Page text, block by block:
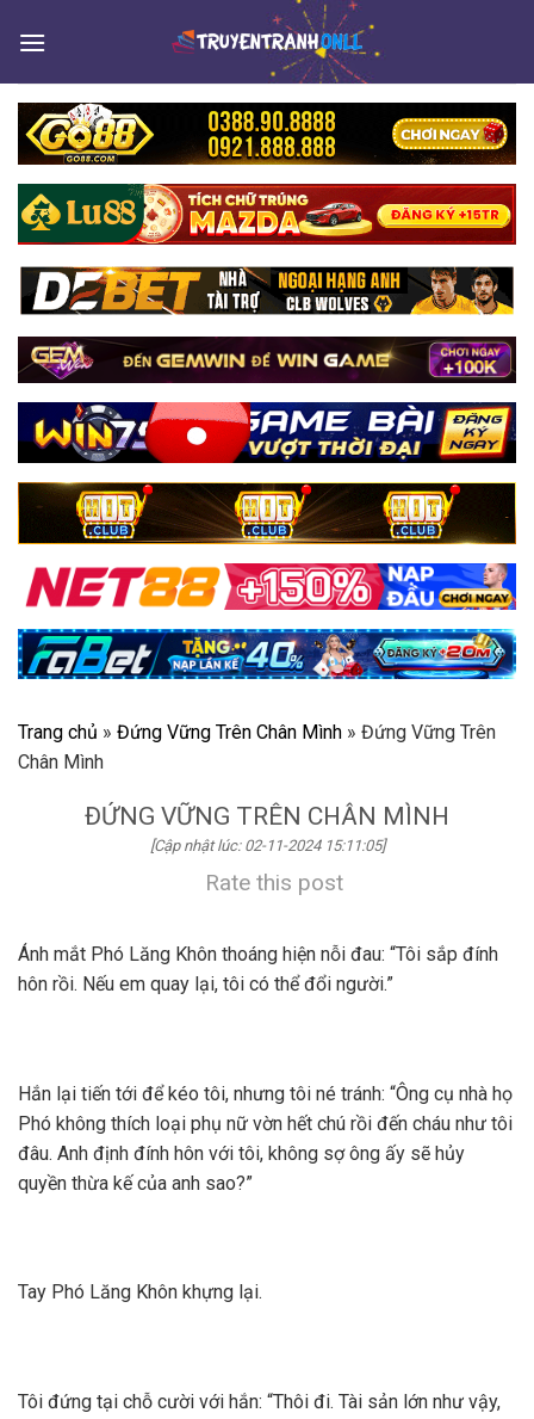
Trang chủ » Đứng Vững Trên Chân Mình » Đứng Vững Trên
Chân Mình
ĐỨNG VỮNG TRÊN CHÂN MÌNH
[Cập nhật lúc: 02-11-2024 15:11:05]
Rate this post
Ánh mắt Phó Lăng Khôn thoáng hiện nỗi đau: “Tôi sắp đính
hôn rồi. Nếu em quay lại, tôi có thể đổi người.”
Hắn lại tiến tới để kéo tôi, nhưng tôi né tránh: “Ông cụ nhà họ
Phó không thích loại phụ nữ vờn hết chú rồi đến cháu như tôi
đâu. Anh định đính hôn với tôi, không sợ ông ấy sẽ hủy
quyền thừa kế của anh sao?”
Tay Phó Lăng Khôn khựng lại.
Tôi đứng tại chỗ cười với hắn: “Thôi đi. Tài sản lớn như vậy,